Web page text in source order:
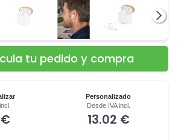
€
Personalizado
Desde IVA incl.
13.02 €
tu pedido y compra